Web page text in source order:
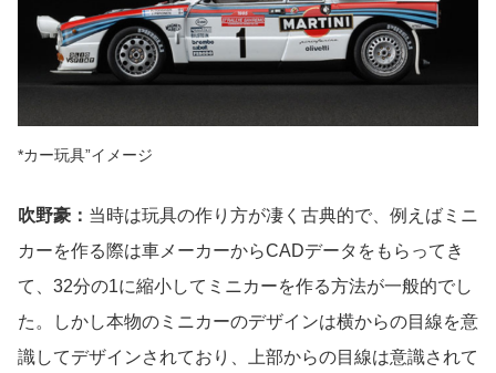
*カー玩具”イメージ
吹野豪： 当時は玩具の作り方が凄く古典的で、例えばミニ
カーを作る際は車メーカーからCADデータをもらってき
て、32分の1に縮小してミニカーを作る方法が一般的でし
た。しかし本物のミニカーのデザインは横からの目線を意
識してデザインされており、上部からの目線は意識されて